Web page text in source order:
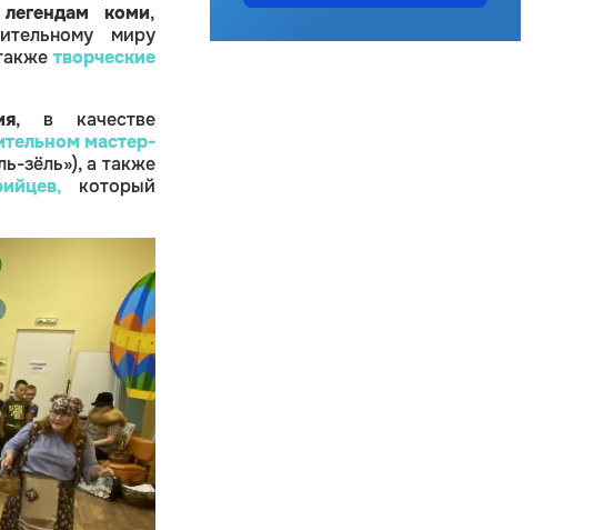
коми,
миру
творческие
, в качестве
мастер-
зёль»), а также
, который